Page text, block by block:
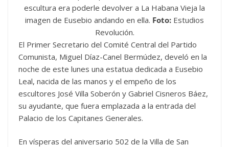
escultura era poderle devolver a La Habana Vieja la
imagen de Eusebio andando en ella. Foto: Estudios
Revolución.
El Primer Secretario del Comité Central del Partido
Comunista, Miguel Díaz-Canel Bermúdez, develó en la
noche de este lunes una estatua dedicada a Eusebio
Leal, nacida de las manos y el empeño de los
escultores José Villa Soberón y Gabriel Cisneros Báez,
su ayudante, que fuera emplazada a la entrada del
Palacio de los Capitanes Generales.
En vísperas del aniversario 502 de la Villa de San